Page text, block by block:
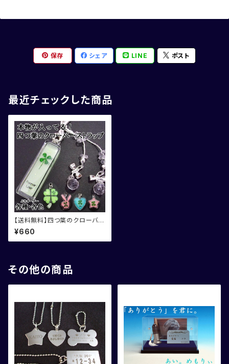
保存 シェア LINE ポスト
最近チェックした商品
【送料無料】四つ葉のクローバー
ストラップ
¥660
その他の商品